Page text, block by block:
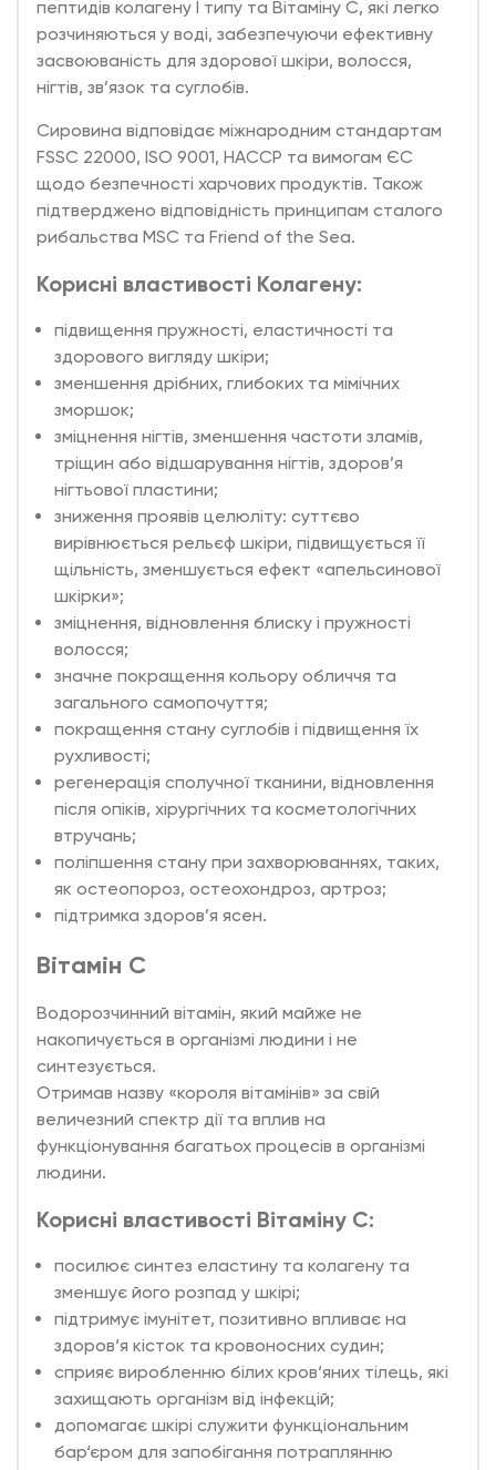
пептидів колагену I типу та Вітаміну С, які легко
розчиняються у воді, забезпечуючи ефективну
засвоюваність для здорової шкіри, волосся,
нігтів, зв’язок та суглобів.
Сировина відповідає міжнародним стандартам
FSSC 22000, ISO 9001, HACCP та вимогам ЄС
щодо безпечності харчових продуктів. Також
підтверджено відповідність принципам сталого
рибальства MSC та Friend of the Sea.
Корисні властивості Колагену:
підвищення пружності, еластичності та
здорового вигляду шкіри;
зменшення дрібних, глибоких та мімічних
зморшок;
зміцнення нігтів, зменшення частоти зламів,
тріщин або відшарування нігтів, здоров’я
нігтьової пластини;
зниження проявів целюліту: суттєво
вирівнюється рельєф шкіри, підвищується її
щільність, зменшується ефект «апельсинової
шкірки»;
зміцнення, відновлення блиску і пружності
волосся;
значне покращення кольору обличчя та
загального самопочуття;
покращення стану суглобів і підвищення їх
рухливості;
регенерація сполучної тканини, відновлення
після опіків, хірургічних та косметологічних
втручань;
поліпшення стану при захворюваннях, таких,
як остеопороз, остеохондроз, артроз;
підтримка здоров’я ясен.
Вітамін С
Водорозчинний вітамін, який майже не
накопичується в організмі людини і не
синтезується.
Отримав назву «короля вітамінів» за свій
величезний спектр дії та вплив на
функціонування багатьох процесів в організмі
людини.
Корисні властивості Вітаміну С:
посилює синтез еластину та колагену та
зменшує його розпад у шкірі;
підтримує імунітет, позитивно впливає на
здоров‘я кісток та кровоносних судин;
сприяє виробленню білих кров‘яних тілець, які
захищають організм від інфекцій;
допомагає шкірі служити функціональним
бар‘єром для запобігання потраплянню